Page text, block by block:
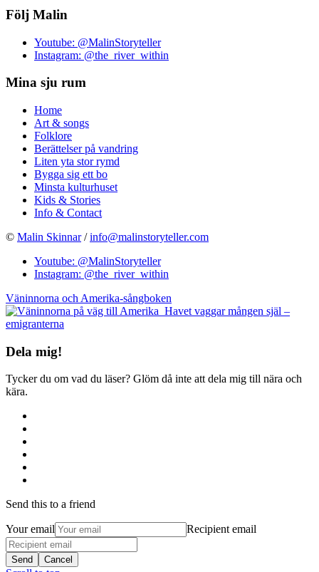
Följ Malin
Youtube: @MalinStoryteller
Instagram: @the_river_within
Mina sju rum
Home
Art & songs
Folklore
Berättelser på vandring
Liten yta stor rymd
Bygga sig ett bo
Minsta kulturhuset
Kids & Stories
Info & Contact
© Malin Skinnar/info@malinstoryteller.com
Youtube: @MalinStoryteller
Instagram: @the_river_within
Väninnorna och Amerika-sångboken
Havet vaggar mången själ –
emigranterna
Dela mig!
Tycker du om vad du läser? Glöm då inte att dela mig till nära och
kära.
Send this to a friend
Your email Recipient email
Send Cancel